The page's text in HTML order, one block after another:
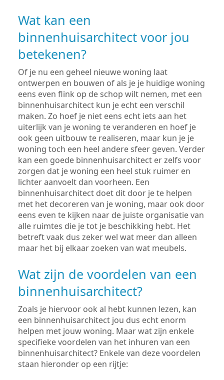
Wat kan een
binnenhuisarchitect voor jou
betekenen?
Of je nu een geheel nieuwe woning laat
ontwerpen en bouwen of als je je huidige woning
eens even flink op de schop wilt nemen, met een
binnenhuisarchitect kun je echt een verschil
maken. Zo hoef je niet eens echt iets aan het
uiterlijk van je woning te veranderen en hoef je
ook geen uitbouw te realiseren, maar kun je je
woning toch een heel andere sfeer geven. Verder
kan een goede binnenhuisarchitect er zelfs voor
zorgen dat je woning een heel stuk ruimer en
lichter aanvoelt dan voorheen. Een
binnenhuisarchitect doet dit door je te helpen
met het decoreren van je woning, maar ook door
eens even te kijken naar de juiste organisatie van
alle ruimtes die je tot je beschikking hebt. Het
betreft vaak dus zeker wel wat meer dan alleen
maar het bij elkaar zoeken van wat meubels.
Wat zijn de voordelen van een
binnenhuisarchitect?
Zoals je hiervoor ook al hebt kunnen lezen, kan
een binnenhuisarchitect jou dus echt enorm
helpen met jouw woning. Maar wat zijn enkele
specifieke voordelen van het inhuren van een
binnenhuisarchitect? Enkele van deze voordelen
staan hieronder op een rijtje: